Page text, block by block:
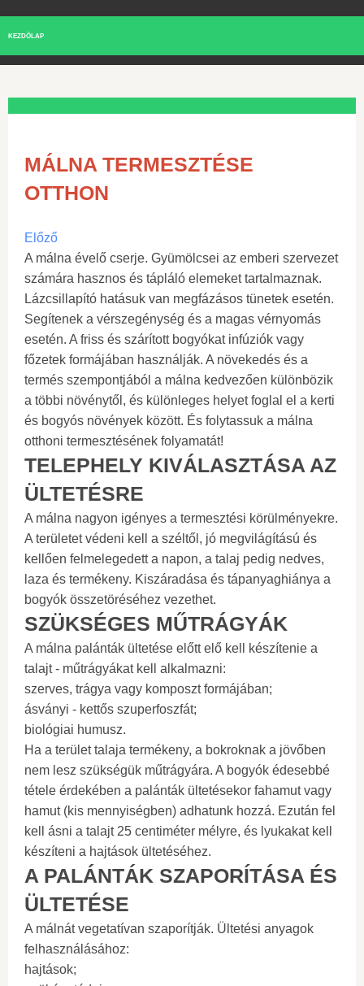
KEZDŐLAP
MÁLNA TERMESZTÉSE
OTTHON
Előző
A málna évelő cserje. Gyümölcsei az emberi szervezet
számára hasznos és tápláló elemeket tartalmaznak.
Lázcsillapító hatásuk van megfázásos tünetek esetén.
Segítenek a vérszegénység és a magas vérnyomás
esetén. A friss és szárított bogyókat infúziók vagy
főzetek formájában használják. A növekedés és a
termés szempontjából a málna kedvezően különbözik
a többi növénytől, és különleges helyet foglal el a kerti
és bogyós növények között. És folytassuk a málna
otthoni termesztésének folyamatát!
TELEPHELY KIVÁLASZTÁSA AZ
ÜLTETÉSRE
A málna nagyon igényes a termesztési körülményekre.
A területet védeni kell a széltől, jó megvilágítású és
kellően felmelegedett a napon, a talaj pedig nedves,
laza és termékeny. Kiszáradása és tápanyaghiánya a
bogyók összetöréséhez vezethet.
SZÜKSÉGES MŰTRÁGYÁK
A málna palánták ültetése előtt elő kell készítenie a
talajt - műtrágyákat kell alkalmazni:
szerves, trágya vagy komposzt formájában;
ásványi - kettős szuperfoszfát;
biológiai humusz.
Ha a terület talaja termékeny, a bokroknak a jövőben
nem lesz szükségük műtrágyára. A bogyók édesebbé
tétele érdekében a palánták ültetésekor fahamut vagy
hamut (kis mennyiségben) adhatunk hozzá. Ezután fel
kell ásni a talajt 25 centiméter mélyre, és lyukakat kell
készíteni a hajtások ültetéséhez.
A PALÁNTÁK SZAPORÍTÁSA ÉS
ÜLTETÉSE
A málnát vegetatívan szaporítják. Ültetési anyagok
felhasználásához:
hajtások;